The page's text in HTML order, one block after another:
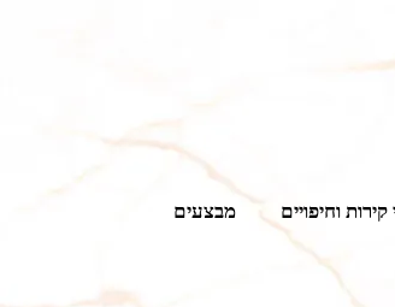
קירות וחיפויים מבצעים